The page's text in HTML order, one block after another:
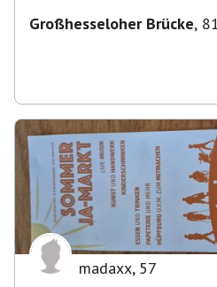
Großhesseloher Brücke,
madaxx, 57